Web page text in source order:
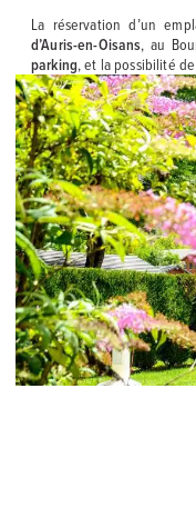
La réservation d’un
d’Auris-en-Oisans, au
parking, et la possibilité